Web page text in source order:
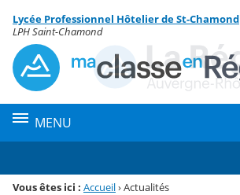
Menu de la rubrique
Contenu
Lycée Professionnel Hôtelier de St-Chamond
LPH Saint-Chamond
MENU
Vous êtes ici : Accueil›Actualités